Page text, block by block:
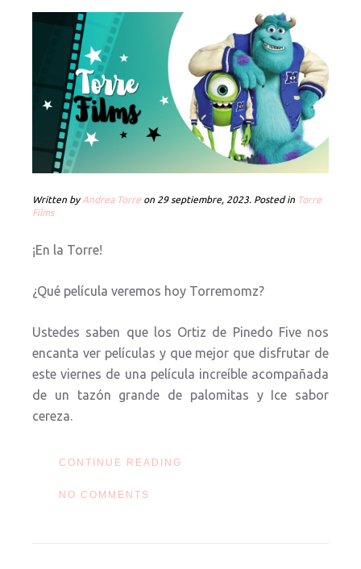
Written by Andrea Torre on 29 septiembre, 2023. Posted in Torre
Films
¡En la Torre!
¿Qué película veremos hoy Torremomz?
Ustedes saben que los Ortiz de Pinedo Five nos
encanta ver películas y que mejor que disfrutar de
este viernes de una película increíble acompañada
de un tazón grande de palomitas y Ice sabor
cereza.
CONTINUE READING
NO COMMENTS